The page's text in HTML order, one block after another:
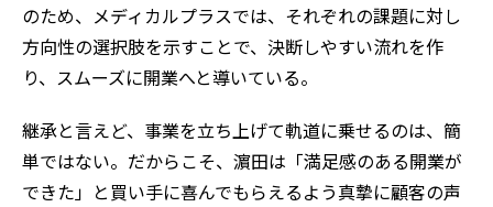
のため、メディカルプラスでは、それぞれの課題に対し
方向性の選択肢を示すことで、決断しやすい流れを作
り、スムーズに開業へと導いている。
継承と言えど、事業を立ち上げて軌道に乗せるのは、簡
単ではない。だからこそ、濵田は「満足感のある開業が
できた」と買い手に喜んでもらえるよう真摯に顧客の声